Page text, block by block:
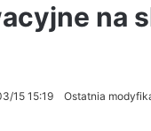
na
15 15:19 Ostatnia